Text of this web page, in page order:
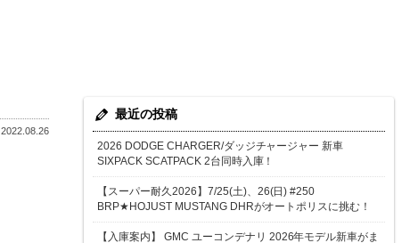
2022.08.26
最近の投稿
2026 DODGE CHARGER/ダッジチャージャー 新車
SIXPACK SCATPACK 2台同時入庫！
【スーパー耐久2026】7/25(土)、26(日) #250
BRP★HOJUST MUSTANG DHRがオートポリスに挑む！
【入庫案内】 GMC ユーコンデナリ 2026年モデル新車がま